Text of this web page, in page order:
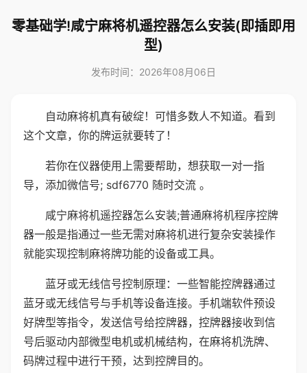
零基础学!咸宁麻将机遥控器怎么安装(即插即用
型)
发布时间：2026年08月06日
自动麻将机真有破绽！可惜多数人不知道。看到
这个文章，你的牌运就要转了！
若你在仪器使用上需要帮助，想获取一对一指
导，添加微信号; sdf6770 随时交流 。
咸宁麻将机遥控器怎么安装;普通麻将机程序控牌
器一般是指通过一些无需对麻将机进行复杂安装操作
就能实现控制麻将牌功能的设备或工具。
蓝牙或无线信号控制原理：一些智能控牌器通过
蓝牙或无线信号与手机等设备连接。手机端软件预设
好牌型等指令，发送信号给控牌器，控牌器接收到信
号后驱动内部微型电机或机械结构，在麻将机洗牌、
码牌过程中进行干预，达到控牌目的。